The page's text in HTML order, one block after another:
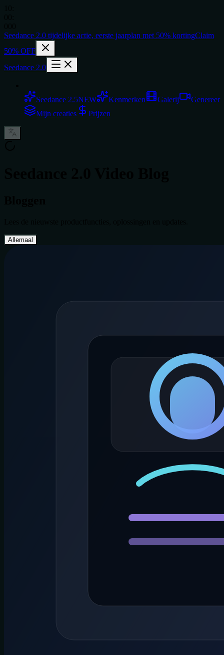
Seedance 2.0 tijdelijke actie, eerste jaarplan met 50% kortingClaim
50% OFF
Seedance 2.0
Seedance 2.5NEW Kenmerken Galerij
Genereer
Mijn creaties
Prijzen
Allemaal